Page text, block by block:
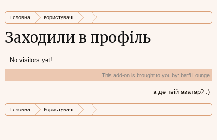
Головна Користувачі
Заходили в профіль
No visitors yet!
This add-on is brought to you by: barfi Lounge
а де твій аватар? :)
Головна Користувачі